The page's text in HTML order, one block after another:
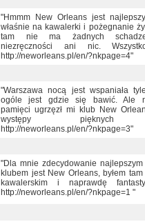
"Hmmm New Orleans jest
właśnie na kawalerki i pożegnanie
tam nie ma żadnych
niezręczności ani nic.
http://neworleans.pl/en/?nkpage=4"
"Warszawa nocą jest wspaniała
ogóle jest gdzie się bawić. Ale
pamięci ugrzęzł mi klub New
występy pięknych
http://neworleans.pl/en/?nkpage=3"
"Dla mnie zdecydowanie najlepszym
klubem jest New Orleans, byłem
kawalerskim i naprawdę
http://neworleans.pl/en/?nkpage=1 "